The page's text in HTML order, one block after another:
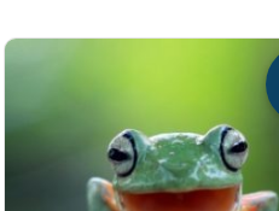
Varianten